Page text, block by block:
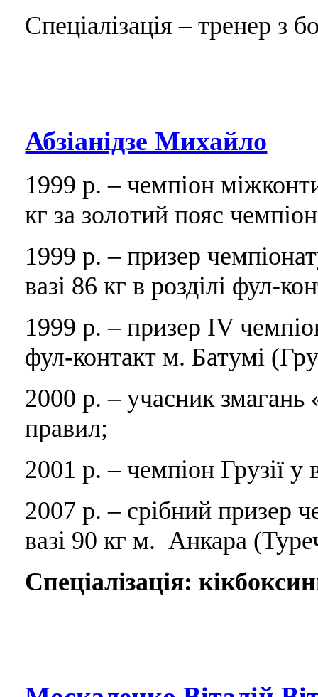
Спеціалізація – тренер з
Абзіанідзе Михайло
1999 р. – чемпіон
кг за золотий пояс
1999 р. – призер
вазі 86 кг в розділі фул-
1999 р. – призер IV
фул-контакт м. Батумі
2000 р. – учасник змагань
правил;
2001 р. – чемпіон Грузії у
2007 р. – срібний призер
вазі 90 кг м. Анкара
Спеціалізація: